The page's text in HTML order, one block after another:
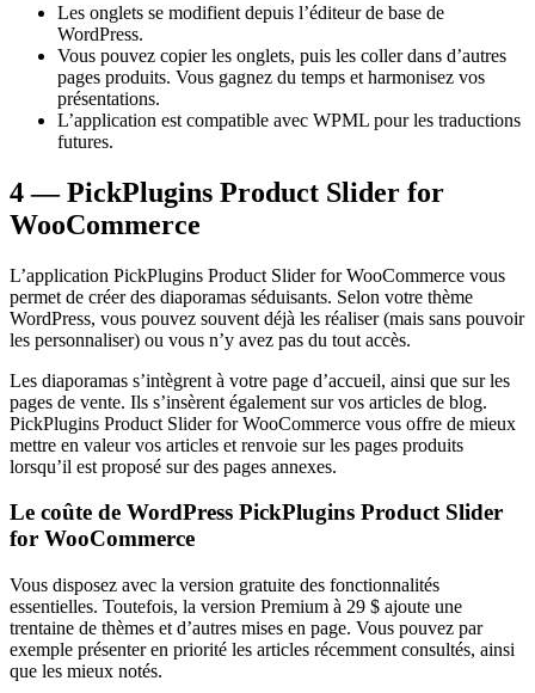
Les onglets se modifient depuis l’éditeur de base de
WordPress.
Vous pouvez copier les onglets, puis les coller dans d’autres
pages produits. Vous gagnez du temps et harmonisez vos
présentations.
L’application est compatible avec WPML pour les traductions
futures.
4 — PickPlugins Product Slider for
WooCommerce
L’application PickPlugins Product Slider for WooCommerce vous
permet de créer des diaporamas séduisants. Selon votre thème
WordPress, vous pouvez souvent déjà les réaliser (mais sans pouvoir
les personnaliser) ou vous n’y avez pas du tout accès.
Les diaporamas s’intègrent à votre page d’accueil, ainsi que sur les
pages de vente. Ils s’insèrent également sur vos articles de blog.
PickPlugins Product Slider for WooCommerce vous offre de mieux
mettre en valeur vos articles et renvoie sur les pages produits
lorsqu’il est proposé sur des pages annexes.
Le coûte de WordPress PickPlugins Product Slider
for WooCommerce
Vous disposez avec la version gratuite des fonctionnalités
essentielles. Toutefois, la version Premium à 29 $ ajoute une
trentaine de thèmes et d’autres mises en page. Vous pouvez par
exemple présenter en priorité les articles récemment consultés, ainsi
que les mieux notés.